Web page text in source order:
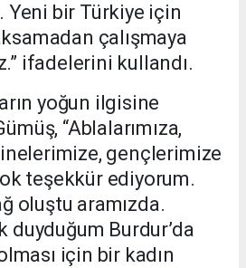
Yeni bir Türkiye için
çalışmaya
ifadelerini kullandı.
yoğun ilgisine
“Ablalarımıza,
gençlerimize
teşekkür ediyorum.
oluştu aramızda.
duyduğum Burdur’da
için bir kadın